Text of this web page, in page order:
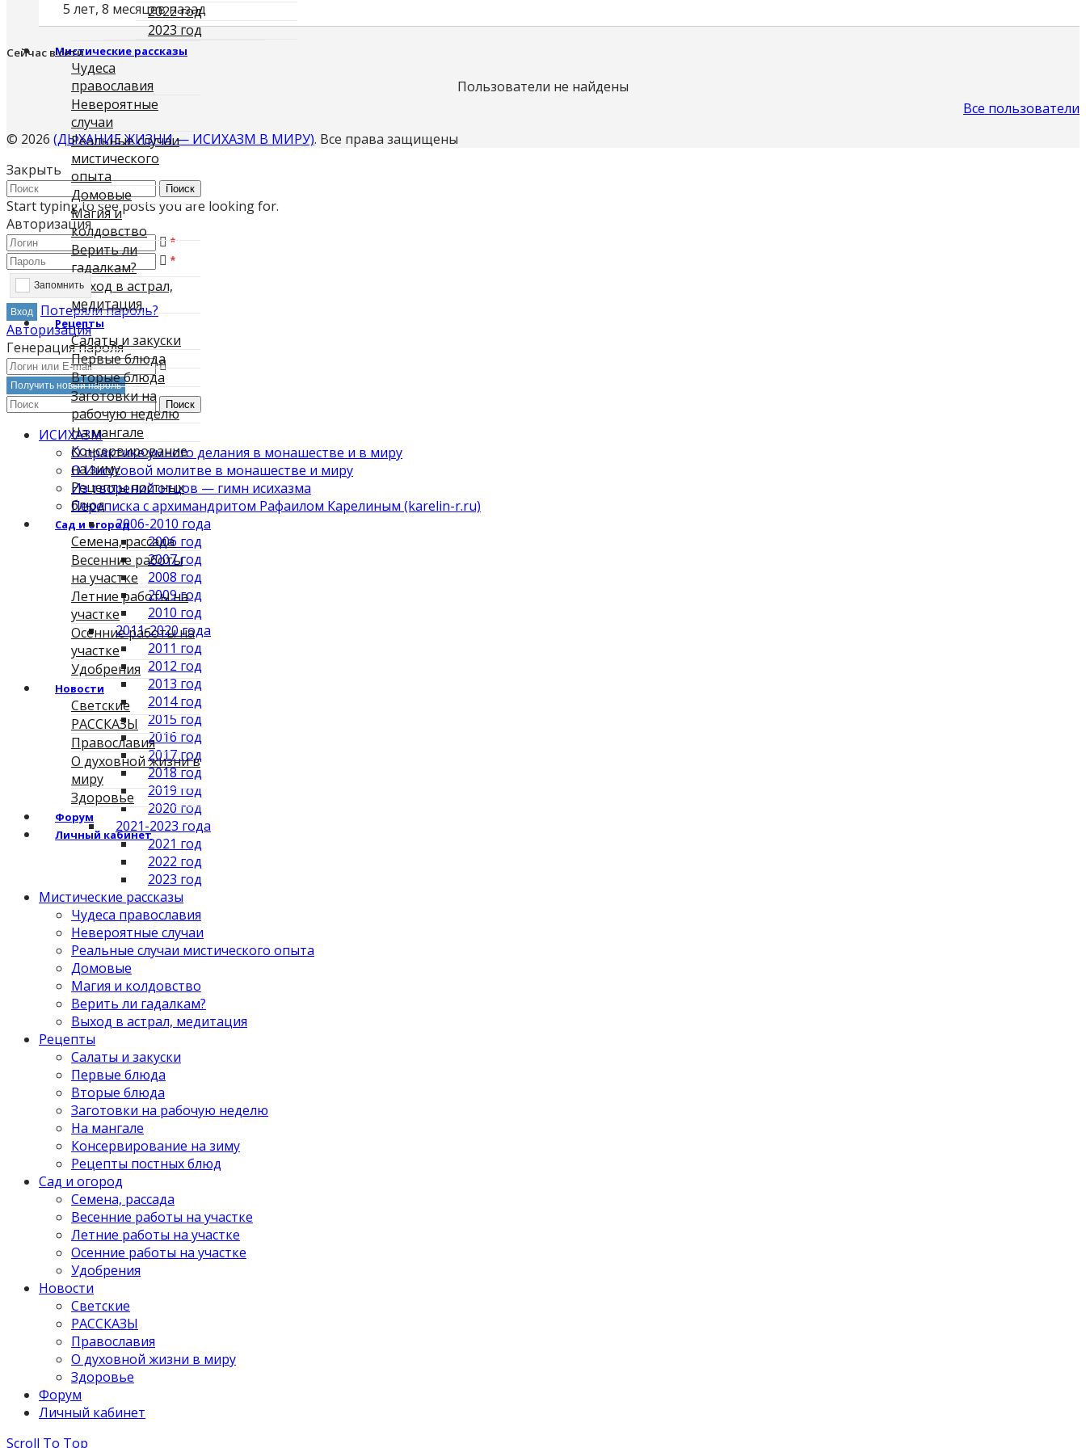
2022 год
2023 год
Мистические рассказы
Чудеса
православия
Невероятные
случаи
Реальные случаи
мистического
опыта
Домовые
Магия и
колдовство
Верить ли
гадалкам?
Выход в астрал,
медитация
Рецепты
Салаты и закуски
Первые блюда
Вторые блюда
Заготовки на
рабочую неделю
На мангале
Консервирование
на зиму
Рецепты постных
блюд
Сад и огород
Семена, рассада
Весенние работы
на участке
Летние работы на
участке
Осенние работы на
участке
Удобрения
Новости
Светские
РАССКАЗЫ
Православия
О духовной жизни в
миру
Здоровье
Форум
Личный кабинет
5 лет, 8 месяцев назад
Сейчас в сети
Пользователи не найдены
Все пользователи
© 2026 (ДЫХАНИЕ ЖИЗНИ — ИСИХАЗМ В МИРУ). Все права защищены
Закрыть
Поиск
Start typing to see posts you are looking for.
Авторизация
*
*
Запомнить
Потеряли пароль?
Авторизация
Генерация пароля
Поиск
ИСИХАЗМ
О практике умного делания в монашестве и в миру
О Иисусовой молитве в монашестве и миру
Из творений отцов — гимн исихазма
Переписка с архимандритом Рафаилом Карелиным (karelin-r.ru)
2006-2010 года
2006 год
2007 год
2008 год
2009 год
2010 год
2011-2020 года
2011 год
2012 год
2013 год
2014 год
2015 год
2016 год
2017 год
2018 год
2019 год
2020 год
2021-2023 года
2021 год
2022 год
2023 год
Мистические рассказы
Чудеса православия
Невероятные случаи
Реальные случаи мистического опыта
Домовые
Магия и колдовство
Верить ли гадалкам?
Выход в астрал, медитация
Рецепты
Салаты и закуски
Первые блюда
Вторые блюда
Заготовки на рабочую неделю
На мангале
Консервирование на зиму
Рецепты постных блюд
Сад и огород
Семена, рассада
Весенние работы на участке
Летние работы на участке
Осенние работы на участке
Удобрения
Новости
Светские
РАССКАЗЫ
Православия
О духовной жизни в миру
Здоровье
Форум
Личный кабинет
Scroll To Top